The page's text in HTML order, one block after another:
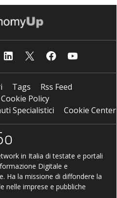
Tags
Rss Feed
Policy
Specialistici
Cookie Center
in Italia di testate e portali
Digitale e
Ha la missione di diffondere la
nelle imprese e pubbliche